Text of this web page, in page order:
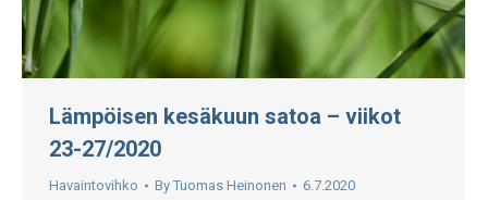
Lämpöisen kesäkuun satoa – viikot
23-27/2020
Havaintovihko By Tuomas Heinonen 6.7.2020